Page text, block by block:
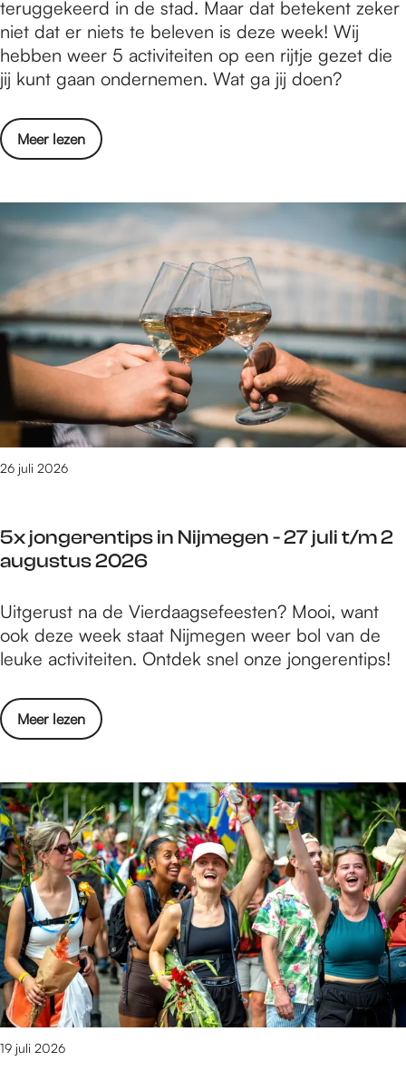
/
m
9
a
g
u
t
0
2
6
i
j
m
e
e
n
t
/
m
a
u
u
s
t
s
2
6
a
t
i
s
r
t
o
i
n
N
e
g
e
-
2
7
u
l
i
/
m
a
u
g
u
s
t
u
s
2
0
2
6
teruggekeerd in de stad. Maar dat betekent zeker
niet dat er niets te beleven is deze week! Wij
hebben weer 5 activiteiten op een rijtje gezet die
jij kunt gaan ondernemen. Wat ga jij doen?
Meer lezen
o
v
W
t
s
e
t
e
d
o
i
n
i
j
m
g
e
2
7
j
u
l
i
t
/
m
2
u
5x jongerentips in Nijmegen - 27 juli t/m 2
augustus 2026
26 juli 2026
5
x
j
n
g
e
n
t
i
p
s
i
n
N
i
j
m
Uitgerust na de Vierdaagsefeesten? Mooi, want
ook deze week staat Nijmegen weer bol van de
leuke activiteiten. Ontdek snel onze jongerentips!
Meer lezen
o
v
r
5
x
j
o
n
g
e
r
e
n
t
19 juli 2026